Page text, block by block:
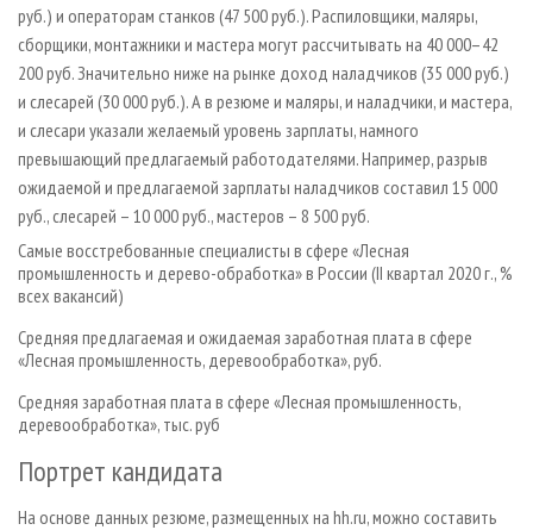
руб.) и операторам станков (47 500 руб.). Распиловщики, маляры,
сборщики, монтажники и мастера могут рассчитывать на 40 000–42
200 руб. Значительно ниже на рынке доход наладчиков (35 000 руб.)
и слесарей (30 000 руб.). А в резюме и маляры, и наладчики, и мастера,
и слесари указали желаемый уровень зарплаты, намного
превышающий предлагаемый работодателями. Например, разрыв
ожидаемой и предлагаемой зарплаты наладчиков составил 15 000
руб., слесарей – 10 000 руб., мастеров – 8 500 руб.
Самые восстребованные специалисты в сфере «Лесная
промышленность и дерево-обработка» в России (II квартал 2020 г., %
всех вакансий)
Средняя предлагаемая и ожидаемая заработная плата в сфере
«Лесная промышленность, деревообработка», руб.
Средняя заработная плата в сфере «Лесная промышленность,
деревообработка», тыс. руб
Портрет кандидата
На основе данных резюме, размещенных на hh.ru, можно составить